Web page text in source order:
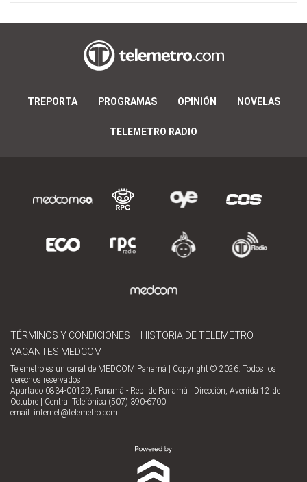
TREPORTA PROGRAMAS OPINIÓN NOVELAS
TELEMETRO RADIO
TÉRMINOS Y CONDICIONES
HISTORIA DE TELEMETRO
VACANTES MEDCOM
Telemetro es un canal de MEDCOM Panamá | Copyright © 2026. Todos los
derechos reservados.
Apartado 0834-00129, Panamá - Rep. de Panamá | Dirección, Avenida 12 de
Octubre | Central Telefónica (507) 390-6700
email: internet@telemetro.com